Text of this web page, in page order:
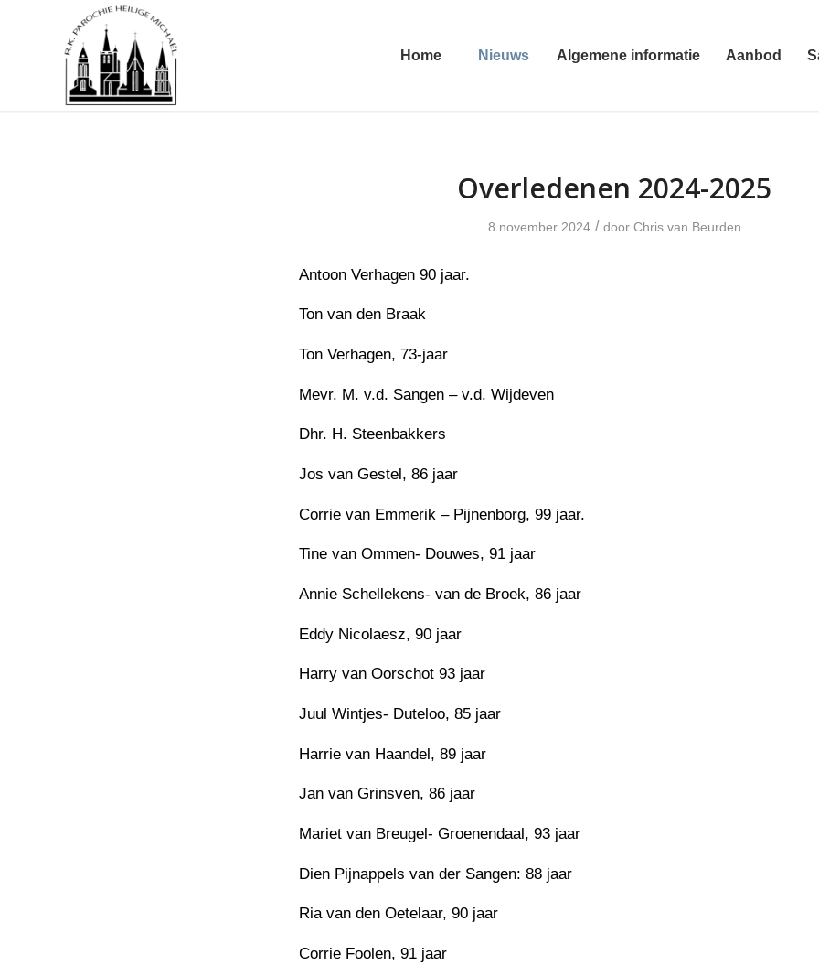
Home Nieuws Algemene informatie Aanbod
Overledenen 2024-2025
8 november 2024 / door Chris van Beurden
Antoon Verhagen 90 jaar.
Ton van den Braak
Ton Verhagen, 73-jaar
Mevr. M. v.d. Sangen – v.d. Wijdeven
Dhr. H. Steenbakkers
Jos van Gestel, 86 jaar
Corrie van Emmerik – Pijnenborg, 99 jaar.
Tine van Ommen- Douwes, 91 jaar
Annie Schellekens- van de Broek, 86 jaar
Eddy Nicolaesz, 90 jaar
Harry van Oorschot 93 jaar
Juul Wintjes- Duteloo, 85 jaar
Harrie van Haandel, 89 jaar
Jan van Grinsven, 86 jaar
Mariet van Breugel- Groenendaal, 93 jaar
Dien Pijnappels van der Sangen: 88 jaar
Ria van den Oetelaar, 90 jaar
Corrie Foolen, 91 jaar